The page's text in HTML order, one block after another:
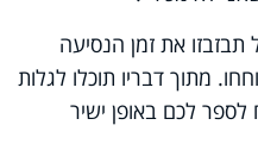
תבזבזו את זמן הנסיעה
מתוך דבריו תוכלו לגלות
לכם באופן ישיר